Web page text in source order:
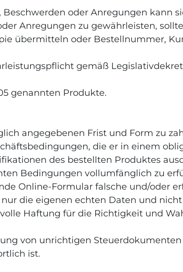
oder Anregungen kann
Anregungen zu gewährleisten,
übermitteln oder Bestellnummer,
gemäß
genannten Produkte.
angegebenen Frist und Form zu
die er in einem
des bestellten Produktes
Bedingungen vollumfänglich zu
Online-Formular falsche und/oder
die eigenen echten Daten und
Haftung für die Richtigkeit und
von unrichtigen
ist.